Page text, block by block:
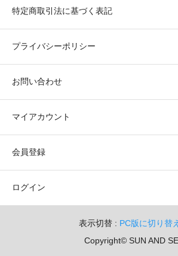
特定商取引法に基づく表記
プライバシーポリシー
お問い合わせ
マイアカウント
会員登録
ログイン
表示切替 : PC版に切り替
Copyright© SUN AND